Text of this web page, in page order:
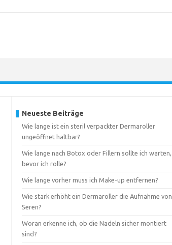
Neueste Beiträge
Wie lange ist ein steril verpackter Dermaroller
ungeöffnet haltbar?
Wie lange nach Botox oder Fillern sollte ich warten,
bevor ich rolle?
Wie lange vorher muss ich Make-up entfernen?
Wie stark erhöht ein Dermaroller die Aufnahme von
Seren?
Woran erkenne ich, ob die Nadeln sicher montiert
sind?